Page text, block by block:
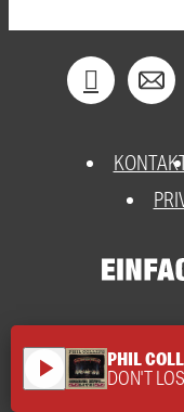
play_arrow PHIL
DON'T